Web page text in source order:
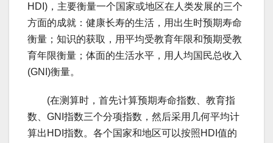
HDI)，主要衡量一个国家或地区在人类发展的三个
方面的成就：健康长寿的生活，用出生时预期寿命
衡量；知识的获取，用平均受教育年限和预期受教
育年限衡量；体面的生活水平，用人均国民总收入
(GNI)衡量。
(在测算时，首先计算预期寿命指数、教育指
数、GNI指数三个分项指数，然后采用几何平均计
算出HDI指数。各个国家和地区可以按照HDI值的